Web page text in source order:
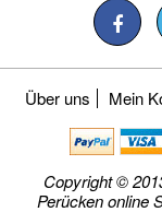
Über uns Mein
Copyright ©
Perücken online